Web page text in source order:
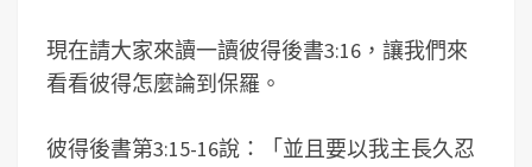
現在請大家來讀一讀彼得後書3:16，讓我們來
看看彼得怎麼論到保羅。
彼得後書第3:15-16說：「並且要以我主長久忍